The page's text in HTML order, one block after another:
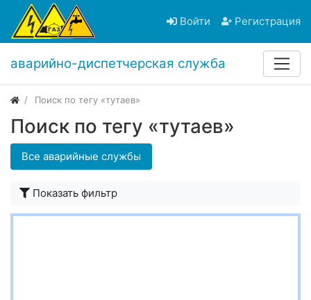
Войти Регистрация
аварийно-диспетчерская служба
Поиск по тегу «тутаев»
Поиск по тегу «тутаев»
Все аварийные службы
Показать фильтр